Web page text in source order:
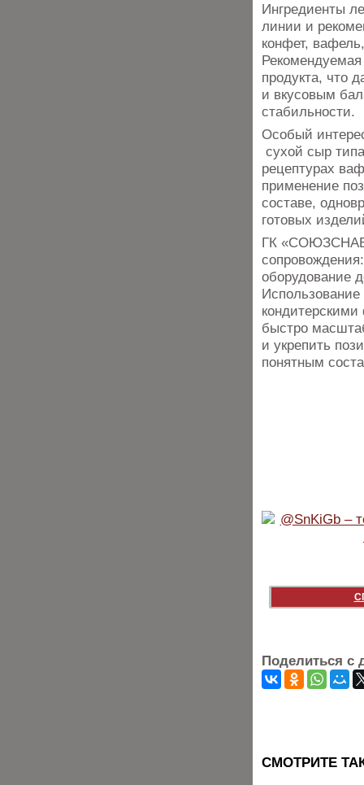
Ингредиенты
линии и
конфет,
Рекомендуемая
продукта, что
и вкусовым
стабильности.
Особый
сухой сыр
рецептурах
применение
составе,
готовых
ГК «СОЮЗСНАБ»
оборудование
быстро
и укрепить
понятным
Поделиться с
CМОТРИТЕ